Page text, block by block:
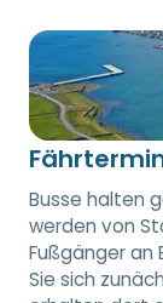
Busse halten
werden von
Fußgänger an
Sie sich